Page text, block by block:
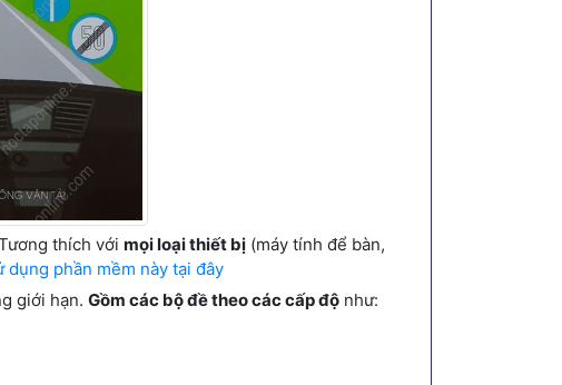
thích với mọi loại thiết bị (máy tính để bàn,
dụng phần mềm này tại đây
giới hạn. Gồm các bộ đề theo các cấp độ như: